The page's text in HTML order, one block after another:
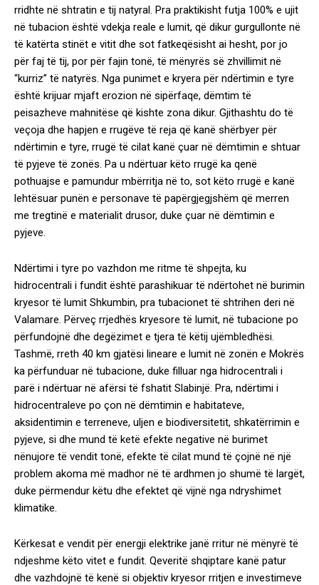
rridhte në shtratin e tij natyral. Pra praktikisht futja 100% e ujit
në tubacion është vdekja reale e lumit, që dikur gurgullonte në
të katërta stinët e vitit dhe sot fatkeqësisht ai hesht, por jo
për faj të tij, por për fajin tonë, të mënyrës së zhvillimit në
“kurriz” të natyrës. Nga punimet e kryera për ndërtimin e tyre
është krijuar mjaft erozion në sipërfaqe, dëmtim të
peisazheve mahnitëse që kishte zona dikur. Gjithashtu do të
veçoja dhe hapjen e rrugëve të reja që kanë shërbyer për
ndërtimin e tyre, rrugë të cilat kanë çuar në dëmtimin e shtuar
të pyjeve të zonës. Pa u ndërtuar këto rrugë ka qenë
pothuajse e pamundur mbërritja në to, sot këto rrugë e kanë
lehtësuar punën e personave të papërgjegjshëm që merren
me tregtinë e materialit drusor, duke çuar në dëmtimin e
pyjeve.
Ndërtimi i tyre po vazhdon me ritme të shpejta, ku
hidrocentrali i fundit është parashikuar të ndërtohet në burimin
kryesor të lumit Shkumbin, pra tubacionet të shtrihen deri në
Valamare. Përveç rrjedhës kryesore të lumit, në tubacione po
përfundojnë dhe degëzimet e tjera të këtij ujëmbledhësi.
Tashmë, rreth 40 km gjatësi lineare e lumit në zonën e Mokrës
ka përfunduar në tubacione, duke filluar nga hidrocentrali i
parë i ndërtuar në afërsi të fshatit Slabinjë. Pra, ndërtimi i
hidrocentraleve po çon në dëmtimin e habitateve,
aksidentimin e terreneve, uljen e biodiversitetit, shkatërrimin e
pyjeve, si dhe mund të ketë efekte negative në burimet
nënujore të vendit tonë, efekte të cilat mund të çojnë në një
problem akoma më madhor në të ardhmen jo shumë të largët,
duke përmendur këtu dhe efektet që vijnë nga ndryshimet
klimatike.
Kërkesat e vendit për energji elektrike janë rritur në mënyrë të
ndjeshme këto vitet e fundit. Qeveritë shqiptare kanë patur
dhe vazhdojnë të kenë si objektiv kryesor rritjen e investimeve